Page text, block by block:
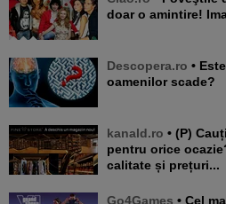
doar o amintire!
Descopera.ro • Este adevărat că inteligența
oamenilor scade?
kanald.ro • (P) Cauți idei de cadouri rafinate
pentru orice
calitate și prețuri...
Go4Games • Cel mai așteptat joc video al